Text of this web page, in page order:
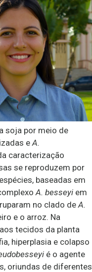
soja por meio de
eA.
caracterização
se reproduzem por
baseadas em
A. besseyi em
no clado deA.
e o arroz. Na
tecidos da planta
hiperplasia e colapso
é o agente
oriundas de diferentes